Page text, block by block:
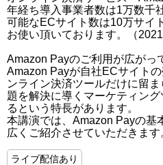
年経ち導入事業者数は1万数千
可能なECサイト数は10万サイ
お使い頂いております。（2021
Amazon Payのご利用が広がっ
Amazon Payが自社ECサイト
ンライン決済ツールだけに留
題を解決に導くマーケティン
るという特長があります。
本講演では、Amazon Payの基
広くご紹介させていただきます
ライブ配信あり